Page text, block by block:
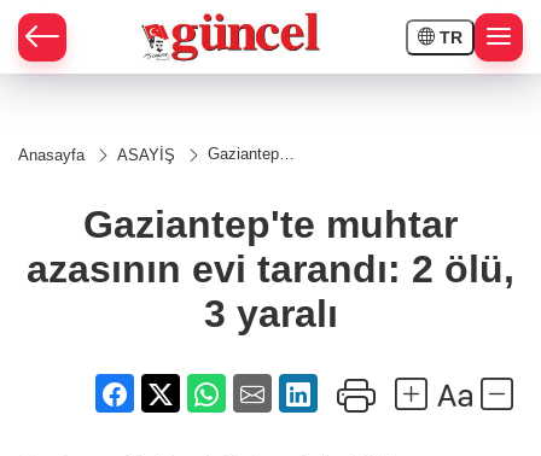
TR
Anasayfa ASAYİŞ
Gaziantep'te
tarandı: 2
ölü, 3 yaralı
Gaziantep'te muhtar
azasının evi tarandı: 2 ölü,
3 yaralı